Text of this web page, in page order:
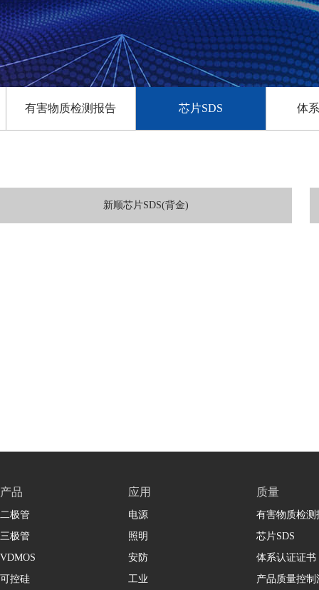
有害物质检测报告 芯片SDS 体
新顺芯片SDS(背金)
产品
二极管
三极管
VDMOS
可控硅
应用
电源
照明
安防
工业
质量
有害物质检测
芯片SDS
体系认证证书
产品质量控制